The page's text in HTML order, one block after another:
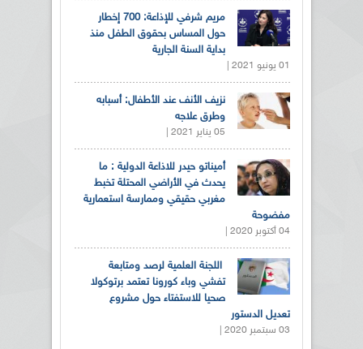
مريم شرفي للإذاعة: 700 إخطار
حول المساس بحقوق الطفل منذ
بداية السنة الجارية
01 يونيو 2021 |
نزيف الأنف عند الأطفال: أسبابه
وطرق علاجه
05 يناير 2021 |
أميناتو حيدر للاذاعة الدولية : ما
يحدث في الأراضي المحتلة تخبط
مغربي حقيقي وممارسة استعمارية
مفضوحة
04 أكتوبر 2020 |
اللجنة العلمية لرصد ومتابعة
تفشي وباء كورونا تعتمد برتوكولا
صحيا للاستفتاء حول مشروع
تعديل الدستور
03 سبتمبر 2020 |